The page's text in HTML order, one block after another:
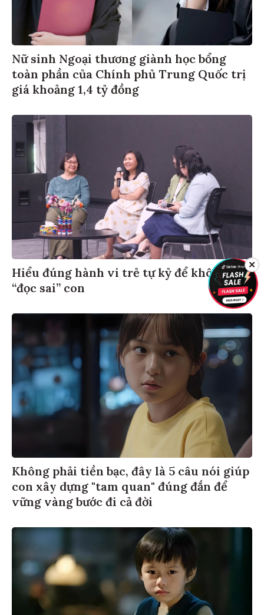
Nữ sinh Ngoại thương giành học bổng
toàn phần của Chính phủ Trung Quốc trị
giá khoảng 1,4 tỷ đồng
Hiểu đúng hành vi trẻ tự kỷ để không
“đọc sai” con
Không phải tiền bạc, đây là 5 câu nói giúp
con xây dựng "tam quan" đúng đắn để
vững vàng bước đi cả đời
✕